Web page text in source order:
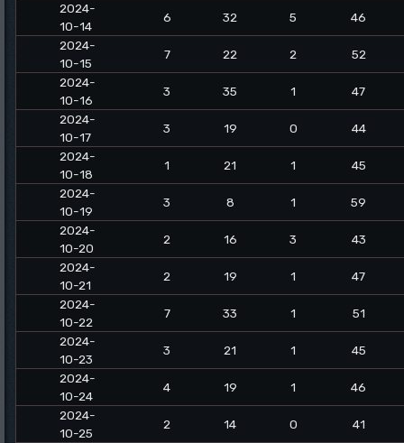
2024-
10-14
6 32 5
46
2024-
10-15
7 22 2
52
2024-
10-16
3 35 1
47
2024-
10-17
3 19 0
44
2024-
10-18
1 21 1
45
2024-
10-19
3 8 1
59
2024-
10-20
2 16 3
43
2024-
10-21
2 19 1
47
2024-
10-22
7 33 1
51
2024-
10-23
3 21 1
45
2024-
10-24
4 19 1
46
2024-
10-25
2 14 0
41